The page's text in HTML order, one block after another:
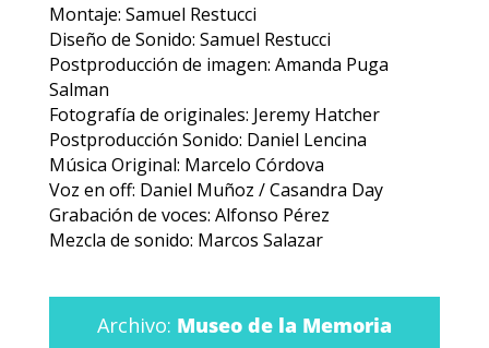
Montaje: Samuel Restucci
Diseño de Sonido: Samuel Restucci
Postproducción de imagen: Amanda Puga
Salman
Fotografía de originales: Jeremy Hatcher
Postproducción Sonido: Daniel Lencina
Música Original: Marcelo Córdova
Voz en off: Daniel Muñoz / Casandra Day
Grabación de voces: Alfonso Pérez
Mezcla de sonido: Marcos Salazar
Archivo: Museo de la Memoria